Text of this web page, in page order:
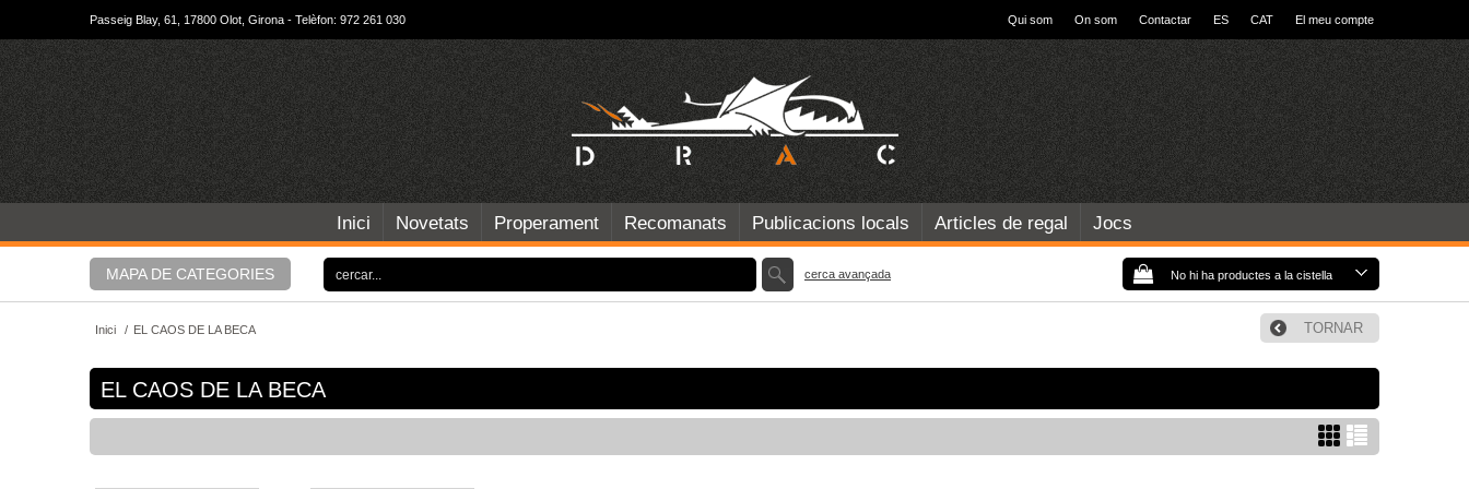
Passeig Blay, 61, 17800 Olot, Girona - Telèfon: 972 261 030 Qui som On som Contactar ES CAT El meu compte
Inici Novetats Properament Recomanats Publicacions locals Articles de regal Jocs
MAPA DE CATEGORIES No hi ha productes a la cistella
cerca avançada
Inici / EL CAOS DE LA BECA TORNAR
EL CAOS DE LA BECA